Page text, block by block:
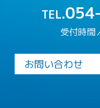
TEL.
受付時
お問い合わせ